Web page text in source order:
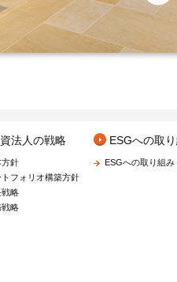
法人の戦略
方針
トフォリオ構築方針
戦略
戦略
ESGへの取
ESGへの取り組み